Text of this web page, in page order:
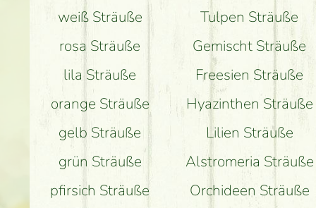
weiß Sträuße
rosa Sträuße
lila Sträuße
orange Sträuße
gelb Sträuße
grün Sträuße
pfirsich Sträuße
Tulpen Sträuße
Gemischt Sträuße
Freesien Sträuße
Hyazinthen Sträuße
Lilien Sträuße
Alstromeria Sträuße
Orchideen Sträuße